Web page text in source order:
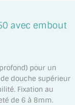
avec embout
pour un
douche supérieur
Fixation au
de 6 à 8mm.